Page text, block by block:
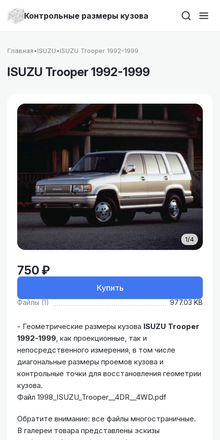
Контрольные размеры кузова
Главная•ISUZU•ISUZU Trooper 1992-1999
ISUZU Trooper 1992-1999
1/4
750 ₽
Купить
Файлы (1) 977.03 KB
- Геометрические размеры кузова ISUZU Trooper
1992-1999, как проекционные, так и
непосредственного измерения, в том числе
диагональные размеры проемов кузова и
контрольные точки для восстановления геометрии
кузова.
Файл 1998_ISUZU_Trooper__4DR__4WD.pdf
Обратите внимание: все файлы многостраничные.
В галереи товара представлены эскизы